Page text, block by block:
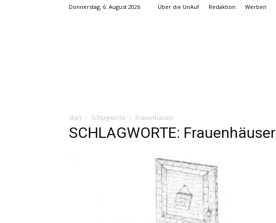
Donnerstag, 6. August 2026 Über die UnAuf Redaktion Werben
Start Schlagworte Frauenhäuser
SCHLAGWORTE: Frauenhäuser